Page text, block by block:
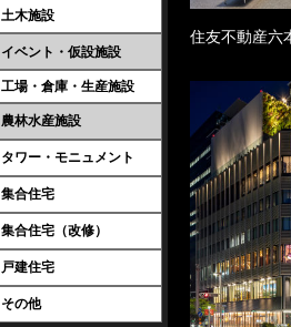
土木施設
イベント・仮設施設
工場・倉庫・生産施設
農林水産施設
タワー・モニュメント
集合住宅
集合住宅（改修）
戸建住宅
その他
住友不動産六